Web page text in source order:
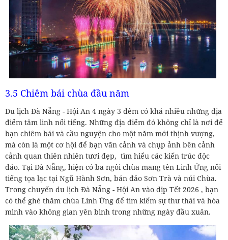
3.5 Chiêm bái chùa đầu năm
Du lịch Đà Nẵng - Hội An 4 ngày 3 đêm có khá nhiều những địa
điểm tâm linh nổi tiếng. Những địa điểm đó không chỉ là nơi để
bạn chiêm bái và cầu nguyện cho một năm mới thịnh vượng,
mà còn là một cơ hội để bạn vãn cảnh và chụp ảnh bên cảnh
cảnh quan thiên nhiên tươi đẹp, tìm hiểu các kiến trúc độc
đáo. Tại Đà Nẵng, hiện có ba ngôi chùa mang tên Linh Ứng nổi
tiếng tọa lạc tại Ngũ Hành Sơn, bán đảo Sơn Trà và núi Chùa.
Trong chuyến du lịch Đà Nẵng - Hội An vào dịp Tết 2026 , bạn
có thể ghé thăm chùa Linh Ứng để tìm kiếm sự thư thái và hòa
mình vào không gian yên bình trong những ngày đầu xuân.